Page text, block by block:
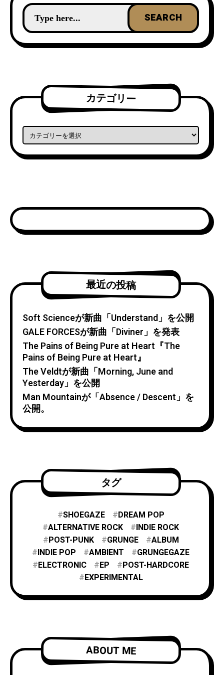
カテゴリー
カテゴリー
最近の投稿
Soft Scienceが新曲「Understand」を公開
GALE FORCESが新曲「Diviner」を発表
The Pains of Being Pure at Heart『The
Pains of Being Pure at Heart』
The Veldtが新曲「Morning, June and
Yesterday」を公開
Man Mountainが「Absence / Descent」を
公開。
タグ
SHOEGAZE
DREAM POP
ALTERNATIVE ROCK
INDIE ROCK
POST-PUNK
GRUNGE
ALBUM
INDIE POP
AMBIENT
GRUNGEGAZE
ELECTRONIC
EP
POST-HARDCORE
EXPERIMENTAL
ABOUT ME